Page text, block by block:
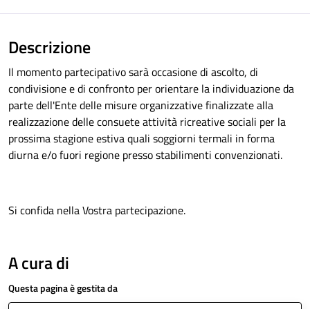
Descrizione
Il momento partecipativo sarà occasione di ascolto, di
condivisione e di confronto per orientare la individuazione da
parte dell'Ente delle misure organizzative finalizzate alla
realizzazione delle consuete attività ricreative sociali per la
prossima stagione estiva quali soggiorni termali in forma
diurna e/o fuori regione presso stabilimenti convenzionati.
Si confida nella Vostra partecipazione.
A cura di
Questa pagina è gestita da